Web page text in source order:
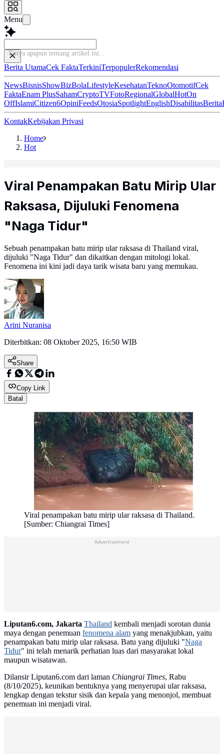
Menu
Tanya apapun
Berita UtamaCek FaktaTerkiniTerpopulerRekomendasi
NewsBisnisShowBizBolaLifestyleKesehatanTeknoOtomotifCek
FaktaEnam PlusSahamCryptoTVFotoRegionalGlobalHotOn
OffIslamiCitizen6OpiniFeedsOtosiaSpotlightEnglishDisabilitasBerita
KontakKebijakan Privasi
Home
Hot
Viral Penampakan Batu Mirip Ular
Raksasa, Dijuluki Fenomena
"Naga Tidur"
Sebuah penampakan batu mirip ular raksasa di Thailand viral,
dijuluki "Naga Tidur" dan dikaitkan dengan mitologi lokal.
Fenomena ini kini jadi daya tarik wisata baru yang memukau.
Arini Nuranisa
Diterbitkan: 08 Oktober 2025, 16:50 WIB
Share
Copy Link
Batal
Viral penampakan batu mirip ular raksasa di Thailand.
[Sumber: Chiangrai Times]
Liputan6.com, Jakarta Thailand kembali menjadi sorotan dunia
maya dengan penemuan fenomena alam yang menakjubkan, yaitu
penampakan batu mirip ular raksasa. Batu yang dijuluki "Naga
Tidur" ini telah menarik perhatian luas dari masyarakat lokal
maupun wisatawan.
Dilansir Liputan6.com dari laman Chiangrai Times, Rabu
(8/10/2025), keunikan bentuknya yang menyerupai ular raksasa,
lengkap dengan tekstur sisik dan kepala yang menonjol, membuat
penemuan ini menjadi viral.